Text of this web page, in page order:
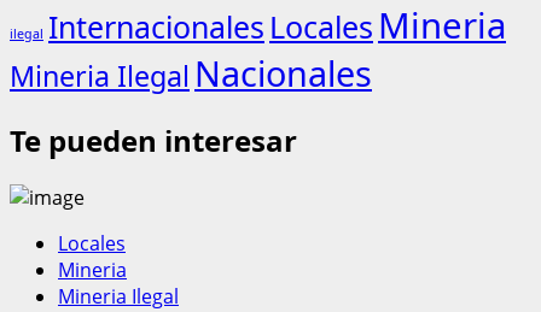
ilegal Internacionales Locales Mineria
Mineria Ilegal Nacionales
Te pueden interesar
Locales
Mineria
Mineria Ilegal